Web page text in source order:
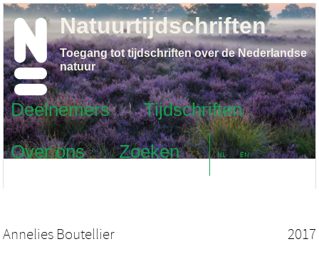
Deelnemers
Tijdschriften
Over ons
Zoeken NL EN
Natuurtijdschriften
Toegang tot tijdschriften over de Nederlandse
natuur
Annelies Boutellier 2017